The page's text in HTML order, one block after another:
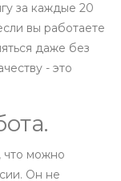
за каждые 20
вы работаете
даже без
- это
что можно
Он не